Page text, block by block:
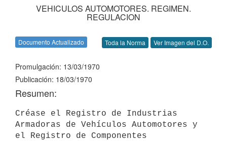
VEHICULOS AUTOMOTORES. REGIMEN.
REGULACION
Documento Actualizado Toda la Norma Ver Imagen del D.O.
Promulgación: 13/03/1970
Publicación: 18/03/1970
Resumen:
Créase el Registro de Industrias
Armadoras de Vehículos Automotores y
el Registro de Componentes